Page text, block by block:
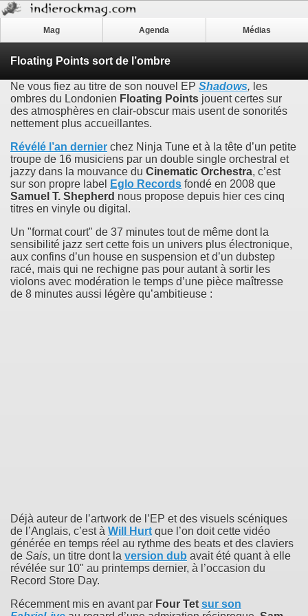
Mag Agenda Médias
Floating Points sort de l’ombre
Ne vous fiez au titre de son nouvel EP Shadows, les
ombres du Londonien Floating Points jouent certes sur
des atmosphères en clair-obscur mais usent de sonorités
nettement plus accueillantes.
Révélé l’an dernier chez Ninja Tune et à la tête d’un petite
troupe de 16 musiciens par un double single orchestral et
jazzy dans la mouvance du Cinematic Orchestra, c’est
sur son propre label
Eglo Records fondé en 2008 que
Samuel T. Shepherd nous propose depuis hier ces cinq
titres en vinyle ou digital.
Un "format court" de 37 minutes tout de même dont la
sensibilité jazz sert cette fois un univers plus électronique,
aux confins d’un house en suspension et d’un dubstep
racé, mais qui ne rechigne pas pour autant à sortir les
violons avec modération le temps d’une pièce maîtresse
de 8 minutes aussi légère qu’ambitieuse :
Déjà auteur de l’artwork de l’EP et des visuels scéniques
de l’Anglais, c’est à Will Hurt que l’on doit cette vidéo
générée en temps réel au rythme des beats et des claviers
de Sais, un titre dont la version dub avait été quant à elle
révélée sur 10" au printemps dernier, à l’occasion du
Record Store Day.
Récemment mis en avant par Four Tet sur son